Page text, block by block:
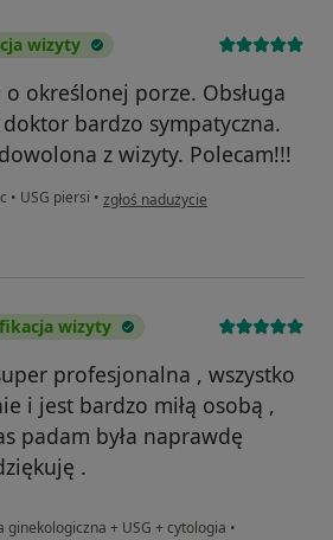
wizyty
o określonej porze. Obsługa
bardzo sympatyczna.
z wizyty. Polecam!!!
• USG piersi • w opinii użytkownika Zofia
zgłoś nadużycie
wizyty
profesjonalna , wszystko
i jest bardzo miłą osobą ,
padam była naprawdę
.
ginekologiczna + USG + cytologia •